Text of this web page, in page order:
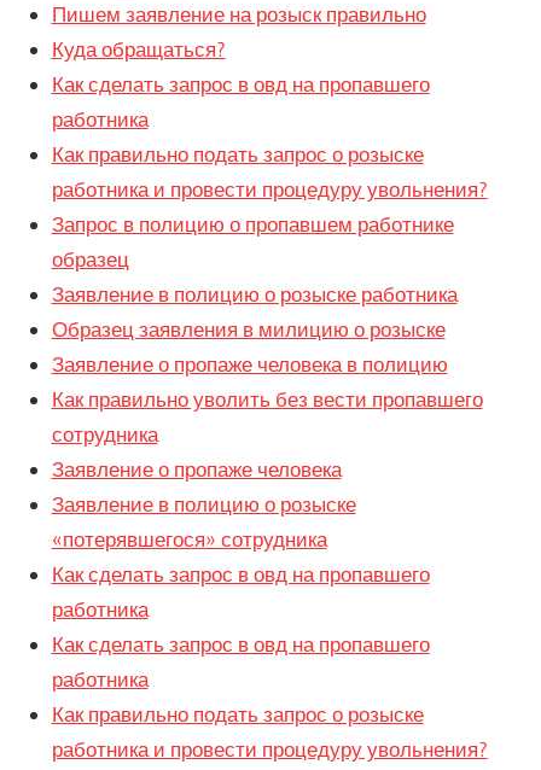
Пишем заявление на розыск правильно
Куда обращаться?
Как сделать запрос в овд на пропавшего
работника
Как правильно подать запрос о розыске
работника и провести процедуру увольнения?
Запрос в полицию о пропавшем работнике
образец
Заявление в полицию о розыске работника
Образец заявления в милицию о розыске
Заявление о пропаже человека в полицию
Как правильно уволить без вести пропавшего
сотрудника
Заявление о пропаже человека
Заявление в полицию о розыске
«потерявшегося» сотрудника
Как сделать запрос в овд на пропавшего
работника
Как сделать запрос в овд на пропавшего
работника
Как правильно подать запрос о розыске
работника и провести процедуру увольнения?